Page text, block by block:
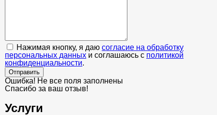
Нажимая кнопку, я даю согласие на обработку
персональных данных и соглашаюсь с политикой
конфиденциальности.
Отправить
Ошибка! Не все поля заполнены
Спасибо за ваш отзыв!
Услуги